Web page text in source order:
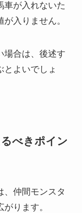
車が入れないた
入りません。
場合は、後述す
とよいでしょ
べきポイン
、仲間モンスタ
ります。